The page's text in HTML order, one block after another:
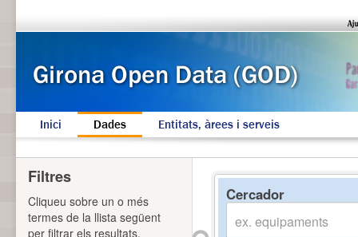
Inici Dades Entitats, àrees i serveis
Cercador
Filtres
Cliqueu sobre un o més
termes de la llista següent
per filtrar els resultats.